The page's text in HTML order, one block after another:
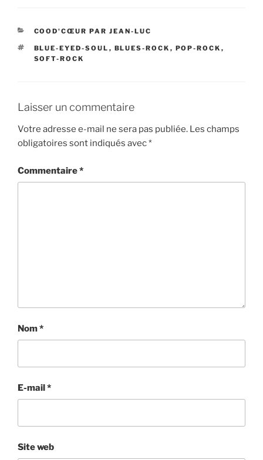
CATÉGORIES
COOD'CŒUR PAR JEAN-LUC
ÉTIQUETTES
BLUE-EYED-SOUL , BLUES-ROCK , POP-ROCK ,
SOFT-ROCK
Laisser un commentaire
Votre adresse e-mail ne sera pas publiée. Les champs
obligatoires sont indiqués avec*
Commentaire*
Nom*
E-mail*
Site web